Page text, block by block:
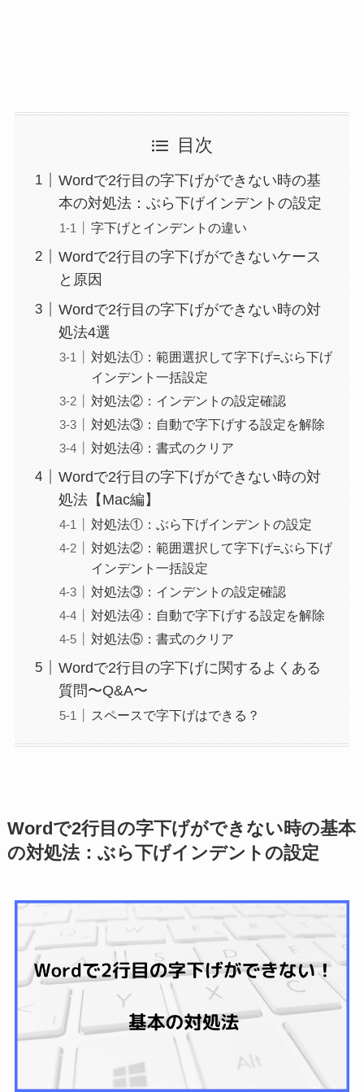
目次
Wordで2行目の字下げができない時の基
本の対処法：ぶら下げインデントの設定
字下げとインデントの違い
Wordで2行目の字下げができないケース
と原因
Wordで2行目の字下げができない時の対
処法4選
対処法①：範囲選択して字下げ=ぶら下げ
インデント一括設定
対処法②：インデントの設定確認
対処法③：自動で字下げする設定を解除
対処法④：書式のクリア
Wordで2行目の字下げができない時の対
処法【Mac編】
対処法①：ぶら下げインデントの設定
対処法②：範囲選択して字下げ=ぶら下げ
インデント一括設定
対処法③：インデントの設定確認
対処法④：自動で字下げする設定を解除
対処法⑤：書式のクリア
Wordで2行目の字下げに関するよくある
質問〜Q&A〜
スペースで字下げはできる？
Wordで2行目の字下げができない時の基本
の対処法：ぶら下げインデントの設定